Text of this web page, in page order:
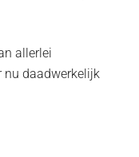
allerlei
nu daadwerkelijk